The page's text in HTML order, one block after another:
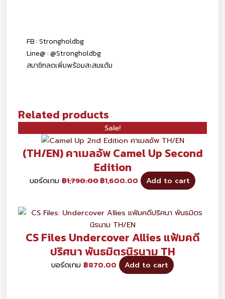
FB : Strongholdbg
Line@ : @Strongholdbg
สมาชิกลดเพิ่มพร้อมสะสมแต้ม
Related products
Sale!
(TH/EN) คาเมลอัพ Camel Up Second
Edition
บอร์ดเกม฿1,790.00฿1,600.00 Add to cart
CS Files Undercover Allies แฟ้มคดี
ปริศนา พันธมิตรนิรนาม TH
บอร์ดเกม ฿870.00 Add to cart